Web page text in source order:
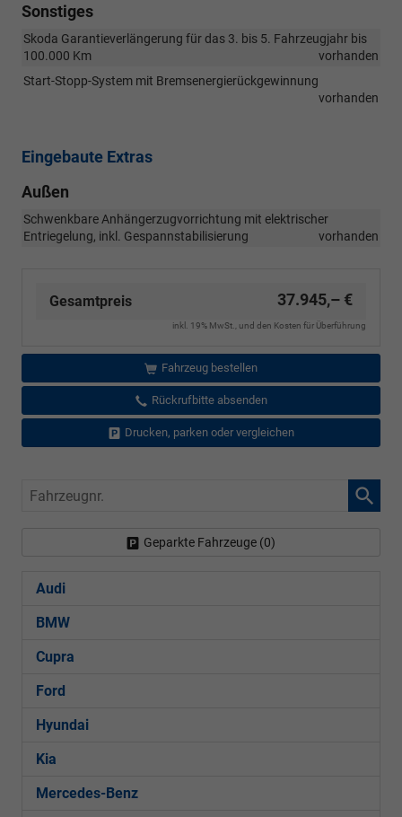
Sonstiges
Skoda Garantieverlängerung für das 3. bis 5. Fahrzeugjahr bis
100.000 Km
vorhanden
Start-Stopp-System mit Bremsenergierückgewinnung
vorhanden
Eingebaute Extras
Außen
Schwenkbare Anhängerzugvorrichtung mit elektrischer
Entriegelung, inkl. Gespannstabilisierung
vorhanden
Gesamtpreis 37.945,– €
inkl. 19% MwSt., und den Kosten für Überführung
Fahrzeug bestellen
Rückrufbitte absenden
Drucken, parken oder vergleichen
Fahrzeugnr.
Geparkte Fahrzeuge (0)
Audi
BMW
Cupra
Ford
Hyundai
Kia
Mercedes-Benz